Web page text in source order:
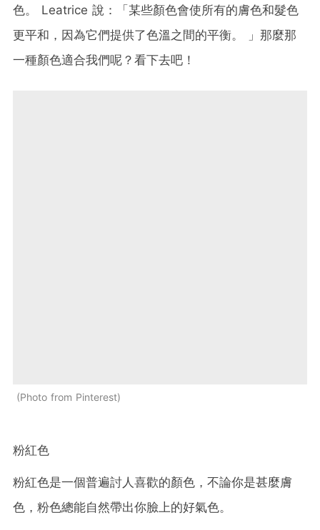
色。
Leatrice 說：「某些顏色會使所有的膚色和髮色
更平和，因為它們提供了色溫之間的平衡。
」那麼那
一種顏色適合我們呢？看下去吧！
Photo from Pinterest
粉紅色
粉紅色是一個普遍討人喜歡的顏色，不論你是甚麼膚
色，粉色總能自然帶出你臉上的好氣色。